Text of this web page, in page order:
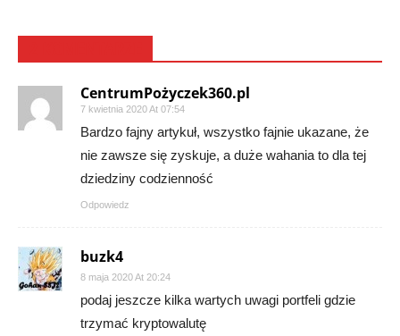
CentrumPożyczek360.pl
7 kwietnia 2020 At 07:54
Bardzo fajny artykuł, wszystko fajnie ukazane, że
nie zawsze się zyskuje, a duże wahania to dla tej
dziedziny codzienność
Odpowiedz
buzk4
8 maja 2020 At 20:24
podaj jeszcze kilka wartych uwagi portfeli gdzie
trzymać kryptowalutę